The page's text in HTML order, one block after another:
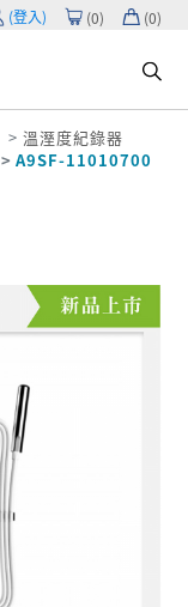
(登入) (0) (0)
溫溼度紀錄器
A9SF-11010700